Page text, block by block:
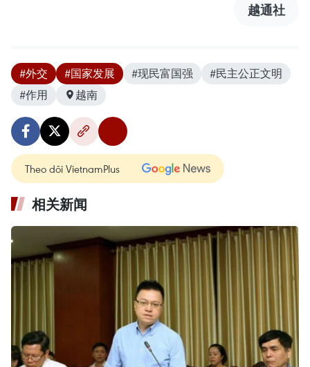
越通社
#外交 #国家发展 #现民富国强
#民主公正文明
#作用
越南
Theo dõi VietnamPlus
相关新闻